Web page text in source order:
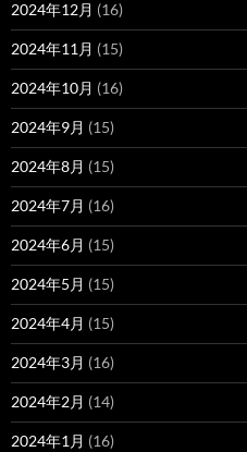
2024年12月 (16)
2024年11月 (15)
2024年10月 (16)
2024年9月 (15)
2024年8月 (15)
2024年7月 (16)
2024年6月 (15)
2024年5月 (15)
2024年4月 (15)
2024年3月 (16)
2024年2月 (14)
2024年1月 (16)